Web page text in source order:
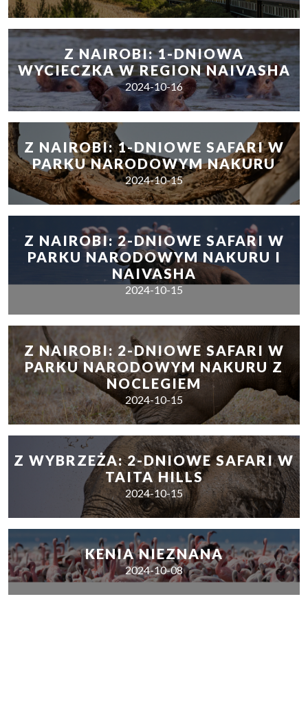
Z NAIROBI: 1-DNIOWA
WYCIECZKA W REGION NAIVASHA
2024-10-16
Z NAIROBI: 1-DNIOWE SAFARI W
PARKU NARODOWYM NAKURU
2024-10-15
Z NAIROBI: 2-DNIOWE SAFARI W
PARKU NARODOWYM NAKURU I
NAIVASHA
2024-10-15
Z NAIROBI: 2-DNIOWE SAFARI W
PARKU NARODOWYM NAKURU Z
NOCLEGIEM
2024-10-15
Z WYBRZEŻA: 2-DNIOWE SAFARI W
TAITA HILLS
2024-10-15
KENIA NIEZNANA
2024-10-08